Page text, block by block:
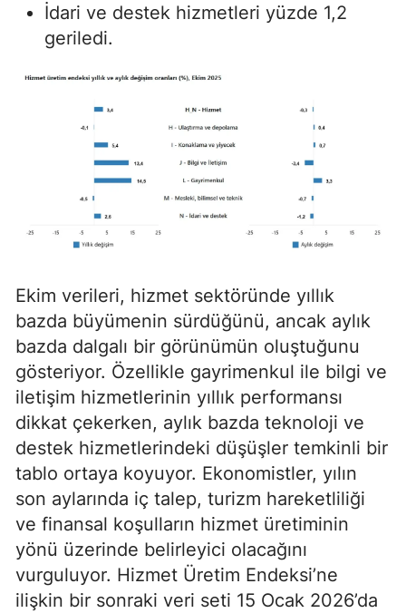
İdari ve destek hizmetleri yüzde 1,2
geriledi.
Ekim verileri, hizmet sektöründe yıllık
bazda büyümenin sürdüğünü, ancak aylık
bazda dalgalı bir görünümün oluştuğunu
gösteriyor. Özellikle gayrimenkul ile bilgi ve
iletişim hizmetlerinin yıllık performansı
dikkat çekerken, aylık bazda teknoloji ve
destek hizmetlerindeki düşüşler temkinli bir
tablo ortaya koyuyor. Ekonomistler, yılın
son aylarında iç talep, turizm hareketliliği
ve finansal koşulların hizmet üretiminin
yönü üzerinde belirleyici olacağını
vurguluyor. Hizmet Üretim Endeksi’ne
ilişkin bir sonraki veri seti 15 Ocak 2026’da